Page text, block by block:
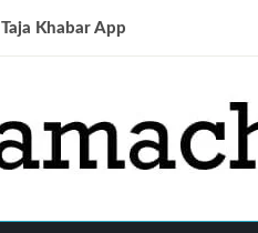
Taja Khabar App